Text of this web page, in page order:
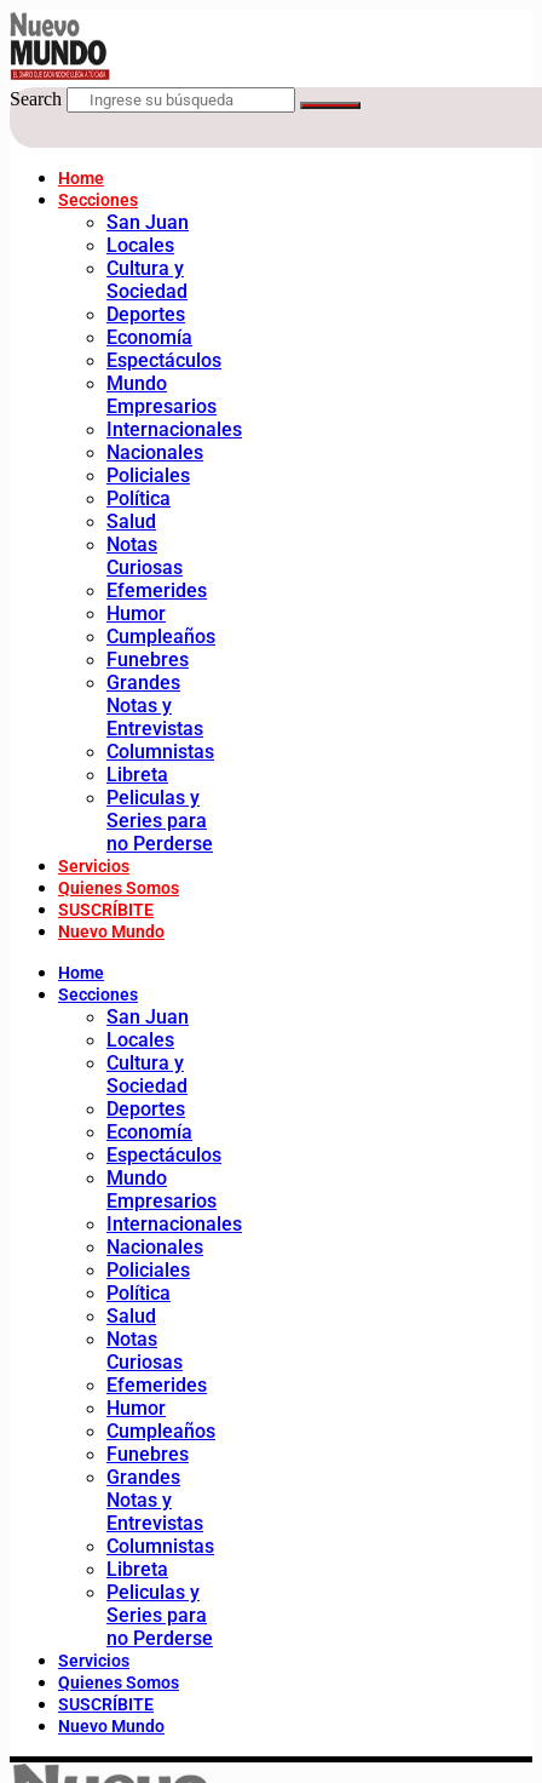
Search
Home
Secciones
San Juan
Locales
Cultura y
Sociedad
Deportes
Economía
Espectáculos
Mundo
Empresarios
Internacionales
Nacionales
Policiales
Política
Salud
Notas
Curiosas
Efemerides
Humor
Cumpleaños
Funebres
Grandes
Notas y
Entrevistas
Columnistas
Libreta
Peliculas y
Series para
no Perderse
Servicios
Quienes Somos
SUSCRÍBITE
Nuevo Mundo
Home
Secciones
San Juan
Locales
Cultura y
Sociedad
Deportes
Economía
Espectáculos
Mundo
Empresarios
Internacionales
Nacionales
Policiales
Política
Salud
Notas
Curiosas
Efemerides
Humor
Cumpleaños
Funebres
Grandes
Notas y
Entrevistas
Columnistas
Libreta
Peliculas y
Series para
no Perderse
Servicios
Quienes Somos
SUSCRÍBITE
Nuevo Mundo